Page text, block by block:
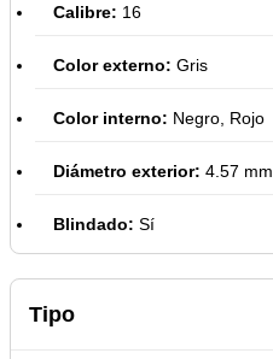
Calibre: 16
Color externo: Gris
Color interno: Negro, Rojo
Diámetro exterior: 4.57 mm
Blindado: Sí
Tipo